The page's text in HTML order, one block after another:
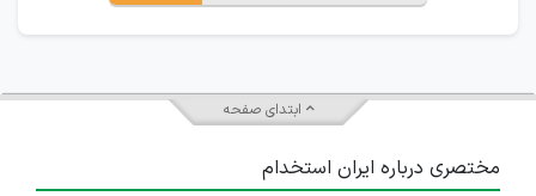
ابتدای صفحه
مختصری درباره ایران استخدام